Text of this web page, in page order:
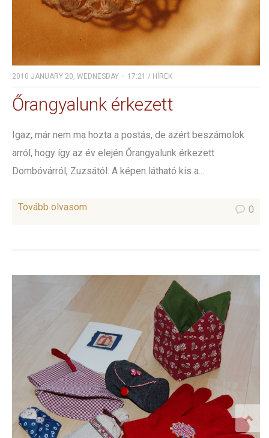
2010 JANUARY 20, WEDNESDAY – 17:21 / HÍREK
Őrangyalunk érkezett
Igaz, már nem ma hozta a postás, de azért beszámolok
arról, hogy így az év elején Őrangyalunk érkezett
Dombóvárról, Zuzsától. A képen látható kis a...
Tovább olvasom 0